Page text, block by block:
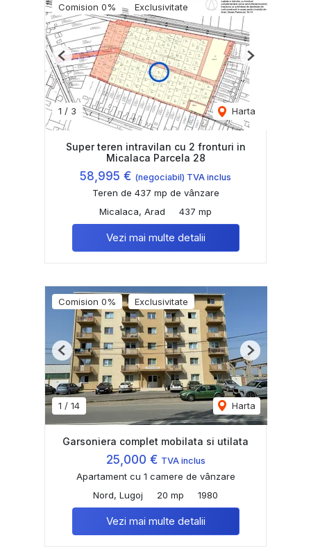
Comision 0% Exclusivitate
1 / 3 Harta
Previous Next
Super teren intravilan cu 2 fronturi in
Micalaca Parcela 28
58,995 € (negociabil) TVA inclus
Teren de 437 mp de vânzare
Micalaca, Arad
437 mp
Vezi mai multe detalii
Comision 0% Exclusivitate
1 / 14 Harta
Previous Next
Garsoniera complet mobilata si utilata
25,000 € TVA inclus
Apartament cu 1 camere de vânzare
Nord, Lugoj
20 mp 1980
Vezi mai multe detalii